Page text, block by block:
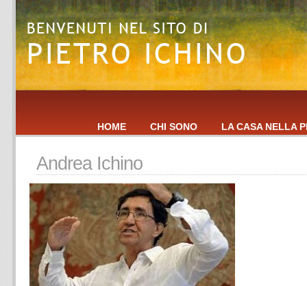
HOME CHI SONO LA CASA NELLA
Andrea Ichino